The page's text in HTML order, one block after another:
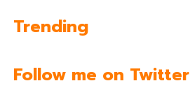
Trending
Follow me on Twitter